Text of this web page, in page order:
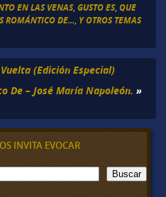
EN LAS VENAS, GUSTO ES, QUE
ROMÁNTICO DE... Y OTROS TEMAS
(Edición Especial)
De – José María Napoleón. »
INVITA EVOCAR
Buscar